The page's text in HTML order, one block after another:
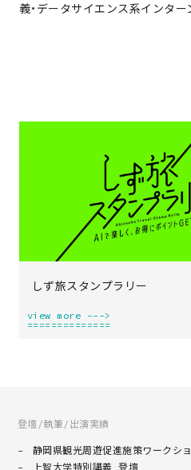
member
project
column
contact
義・データサイエンス系インター
しず旅スタンプラリー
view more --->
==============
登壇/執筆/出演実績
静岡県観光周遊促進施策ワークシ
上智大学特別講義 登壇